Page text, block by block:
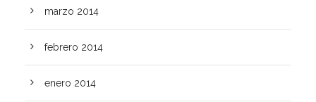
marzo 2014
febrero 2014
enero 2014